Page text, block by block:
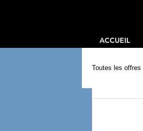
ACCUEIL
Toutes les offres